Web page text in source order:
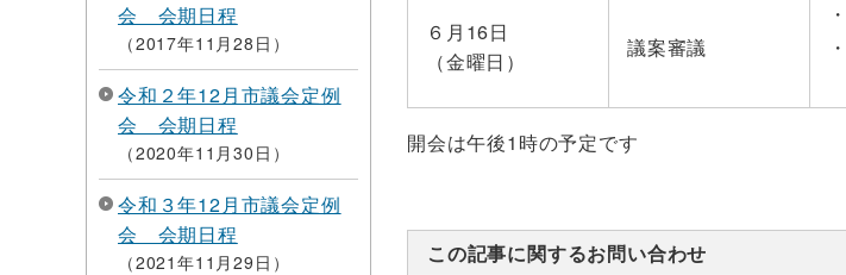
会 会期日程
2017年11月28日
令和２年12月市議会定例
会 会期日程
2020年11月30日
令和３年12月市議会定例
会 会期日程
2021年11月29日
６月16日
（金曜日）
議案審議
開会は午後1時の予定です
この記事に関するお問い合わせ